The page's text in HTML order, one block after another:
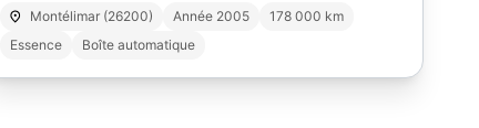
Montélimar (26200) Année 2005
178 000 km
Essence
Boîte automatique